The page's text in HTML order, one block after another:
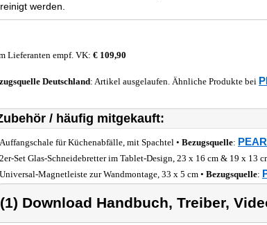
werden.
Lieferanten empf. VK: € 109,90
Deutschland: Artikel ausgelaufen. Ähnliche Produkte bei
/ häufig mitgekauft:
Auffangschale für Küchenabfälle, mit Spachtel • Bezugsquelle:
2er-Set Glas-Schneidebretter im Tablet-Design, 23 x 16 cm & 19 x 13
Universal-Magnetleiste zur Wandmontage, 33 x 5 cm • Bezugsquelle:
(1) Download Handbuch, Treiber,